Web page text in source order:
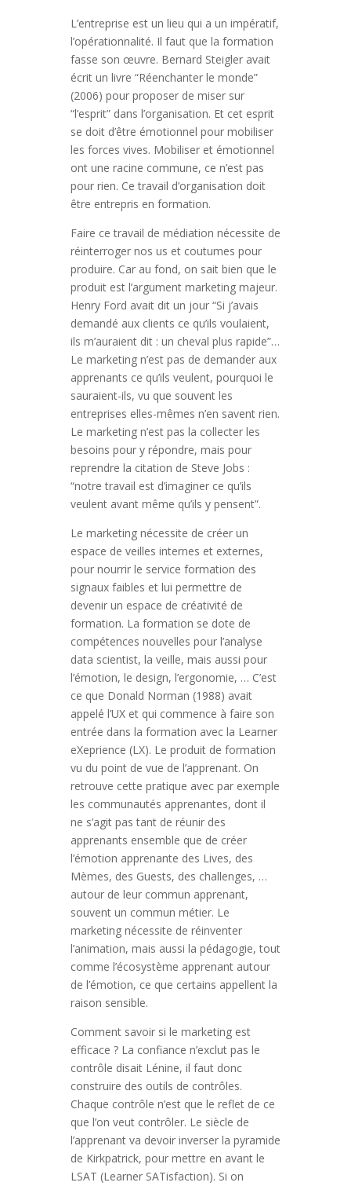
L’entreprise est un lieu qui a un impératif,
l’opérationnalité. Il faut que la formation
fasse son œuvre. Bernard Steigler avait
écrit un livre “Réenchanter le monde”
(2006) pour proposer de miser sur
“l’esprit” dans l’organisation. Et cet esprit
se doit d’être émotionnel pour mobiliser
les forces vives. Mobiliser et émotionnel
ont une racine commune, ce n’est pas
pour rien. Ce travail d’organisation doit
être entrepris en formation.
Faire ce travail de médiation nécessite de
réinterroger nos us et coutumes pour
produire. Car au fond, on sait bien que le
produit est l’argument marketing majeur.
Henry Ford avait dit un jour “Si j’avais
demandé aux clients ce qu’ils voulaient,
ils m’auraient dit : un cheval plus rapide”…
Le marketing n’est pas de demander aux
apprenants ce qu’ils veulent, pourquoi le
sauraient-ils, vu que souvent les
entreprises elles-mêmes n’en savent rien.
Le marketing n’est pas la collecter les
besoins pour y répondre, mais pour
reprendre la citation de Steve Jobs :
“notre travail est d’imaginer ce qu’ils
veulent avant même qu’ils y pensent”.
Le marketing nécessite de créer un
espace de veilles internes et externes,
pour nourrir le service formation des
signaux faibles et lui permettre de
devenir un espace de créativité de
formation. La formation se dote de
compétences nouvelles pour l’analyse
data scientist, la veille, mais aussi pour
l’émotion, le design, l’ergonomie, … C’est
ce que Donald Norman (1988) avait
appelé l’UX et qui commence à faire son
entrée dans la formation avec la Learner
eXeprience (LX). Le produit de formation
vu du point de vue de l’apprenant. On
retrouve cette pratique avec par exemple
les communautés apprenantes, dont il
ne s’agit pas tant de réunir des
apprenants ensemble que de créer
l’émotion apprenante des Lives, des
Mèmes, des Guests, des challenges, …
autour de leur commun apprenant,
souvent un commun métier. Le
marketing nécessite de réinventer
l’animation, mais aussi la pédagogie, tout
comme l’écosystème apprenant autour
de l’émotion, ce que certains appellent la
raison sensible.
Comment savoir si le marketing est
efficace ? La confiance n’exclut pas le
contrôle disait Lénine, il faut donc
construire des outils de contrôles.
Chaque contrôle n’est que le reflet de ce
que l’on veut contrôler. Le siècle de
l’apprenant va devoir inverser la pyramide
de Kirkpatrick, pour mettre en avant le
LSAT (Learner SATisfaction). Si on